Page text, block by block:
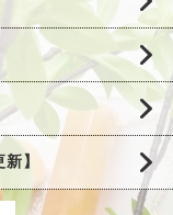
】